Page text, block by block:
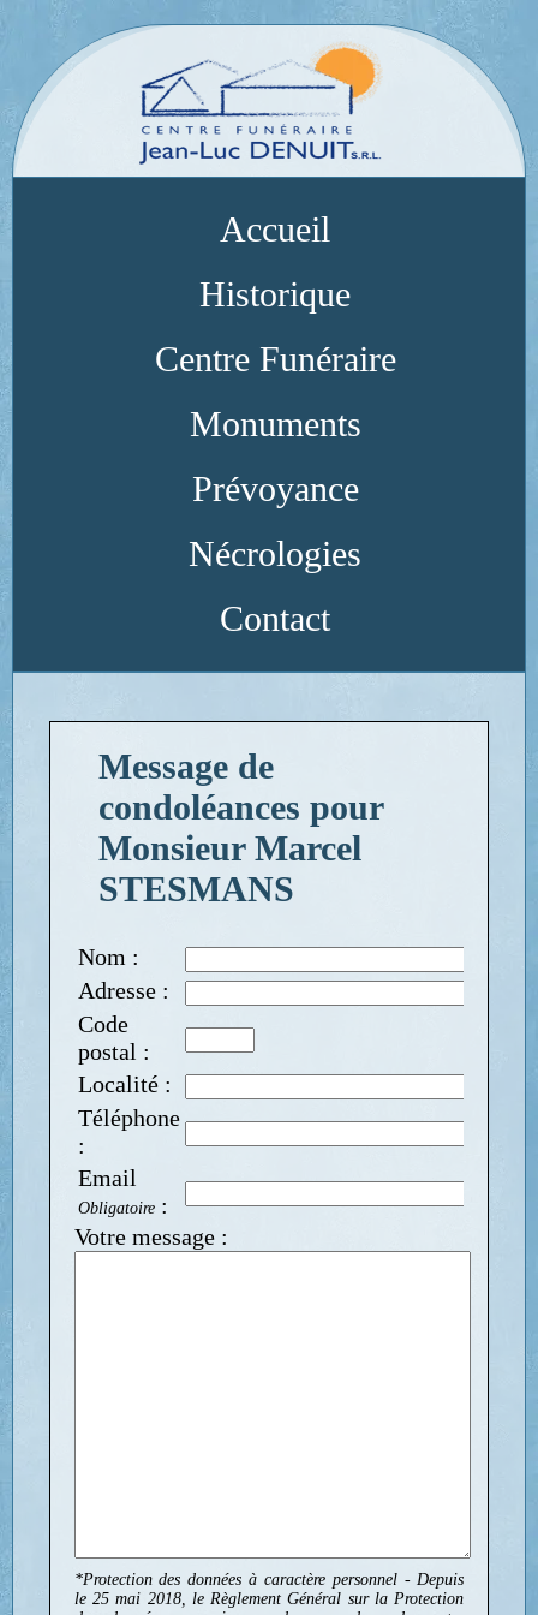
Accueil
Historique
Centre Funéraire
Monuments
Prévoyance
Nécrologies
Contact
Message de
condoléances pour
Monsieur Marcel
STESMANS
Nom :
Adresse :
Code
postal :
Localité :
Téléphone
:
Email
Obligatoire:
Votre message :
*Protection des données à caractère personnel - Depuis
le 25 mai 2018, le Règlement Général sur la Protection